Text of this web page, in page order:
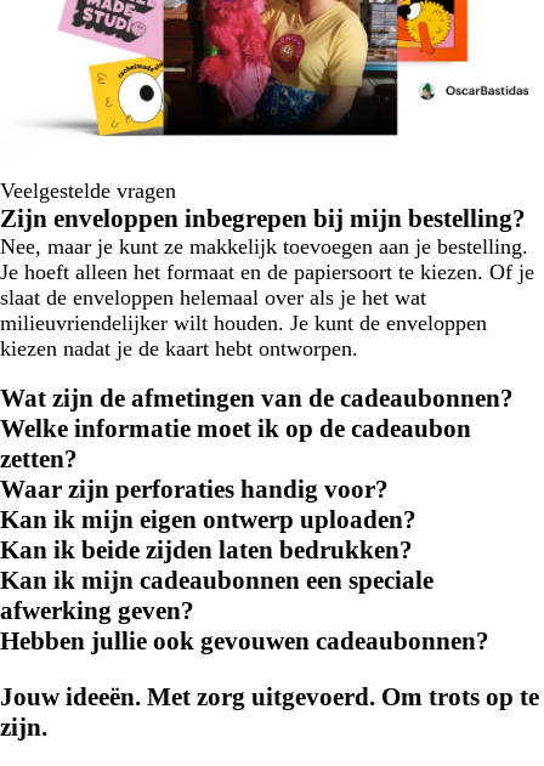
Veelgestelde vragen
Zijn enveloppen inbegrepen bij mijn bestelling?
Nee, maar je kunt ze makkelijk toevoegen aan je bestelling.
Je hoeft alleen het formaat en de papiersoort te kiezen. Of je
slaat de enveloppen helemaal over als je het wat
milieuvriendelijker wilt houden. Je kunt de enveloppen
kiezen nadat je de kaart hebt ontworpen.
Wat zijn de afmetingen van de cadeaubonnen?
Welke informatie moet ik op de cadeaubon
zetten?
Waar zijn perforaties handig voor?
Kan ik mijn eigen ontwerp uploaden?
Kan ik beide zijden laten bedrukken?
Kan ik mijn cadeaubonnen een speciale
afwerking geven?
Hebben jullie ook gevouwen cadeaubonnen?
Jouw ideeën. Met zorg uitgevoerd. Om trots op te
zijn.